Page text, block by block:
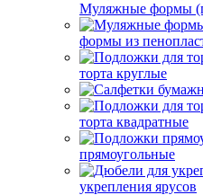
Муляжные формы
формы из
торта круглые
торта квадратные
прямоугольные
укрепления ярусов